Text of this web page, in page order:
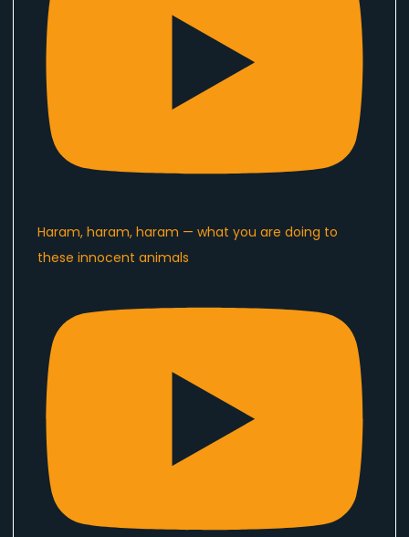
Haram, haram, haram — what you are doing to
these innocent animals